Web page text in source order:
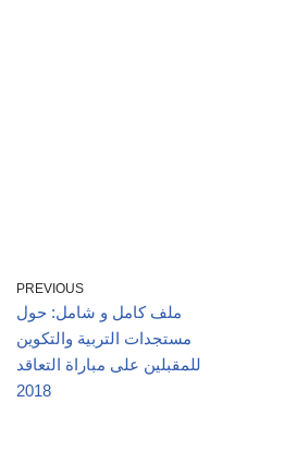
PREVIOUS
ملف كامل و شامل: حول
مستجدات التربية والتكوين
للمقبلين على مباراة التعاقد
2018